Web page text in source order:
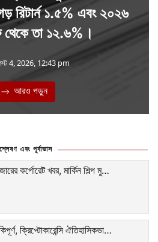
রিটার্ন ১.৫% এবং ২০২৬
থেকে তা ১২.৬%।
4, 2026, 12:43 pm
আরও পড়ুন
এবং পূর্বাভাস
কর্পোরেট খবর, মার্কিন শিল্প মু…
ক্রিপ্টোকারেন্সি ঐতিহাসিকভা…